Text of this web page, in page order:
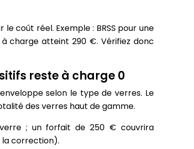
coût réel. Exemple : BRSS pour une
charge atteint 290 €. Vérifiez donc
reste à charge 0
selon le type de verres. Le
des verres haut de gamme.
; un forfait de 250 € couvrira
la correction).